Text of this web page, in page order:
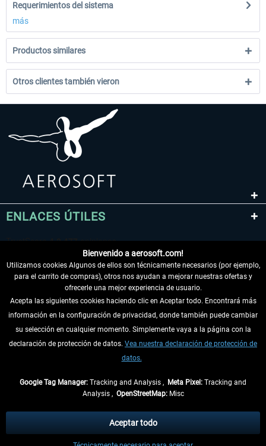
Requerimientos del sistema
más
Productos similares
Otros clientes también vieron
ENLACES ÚTILES
DESISTIR DEL CONTRATO
INFORMACIÓN
tasas de recepción si no se describe lo contrario
** De aplicación a envíos dentro de Alemania. Los plazos de envío para los
Bienvenido a aerosoft.com!
Utilizamos cookies Algunos de ellos son técnicamente necesarios (por ejemplo,
para el carrito de compras), otros nos ayudan a mejorar nuestras ofertas y
ofrecerle una mejor experiencia de usuario.
Acepta las siguientes cookies haciendo clic en Aceptar todo. Encontrará más
información en la configuración de privacidad, donde también puede cambiar
su selección en cualquier momento. Simplemente vaya a la página con la
declaración de protección de datos. Vea nuestra declaración de protección de
datos.
Google Tag Manager: Tracking and Analysis , Meta Pixel: Tracking and
Analysis , OpenStreetMap:Misc
Aceptar todo